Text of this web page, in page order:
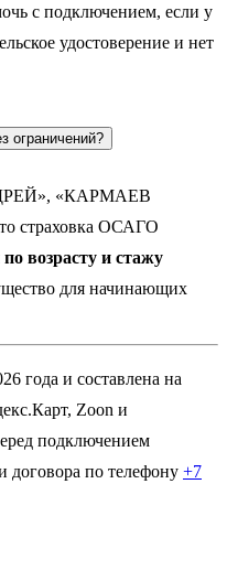
с подключением, если у
удостоверение и нет
ограничений?
«КАРМАЕВ
страховка ОСАГО
возрасту и стажу
для начинающих
года и составлена на
Zoon и
подключением
договора по телефону +7